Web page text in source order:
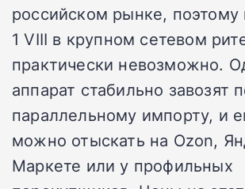
российском рынке, поэтому
1 VIII в крупном сетевом
практически невозможно.
аппарат стабильно завозят
параллельному импорту, и
можно отыскать на Ozon,
Маркете или у профильных